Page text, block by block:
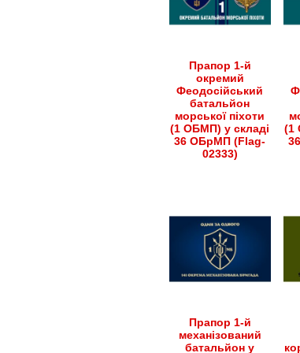
Прапор 1-й
окремий
Феодосійський
батальйон
морської піхоти
(1 ОБМП) у складі
36 ОБрМП (Flag-
02333)
(1
Прапор 1-й
механізований
батальйон у